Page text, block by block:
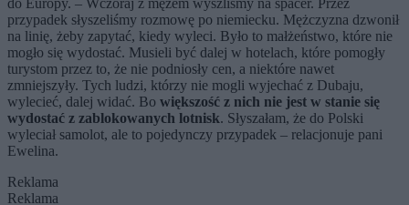
do Europy. – Wczoraj z mężem wyszliśmy na spacer. Przez
przypadek słyszeliśmy rozmowę po niemiecku. Mężczyzna dzwonił
na linię, żeby zapytać, kiedy wyleci. Było to małżeństwo, które nie
mogło się wydostać. Musieli być dalej w hotelach, które pomogły
turystom przez to, że nie podniosły cen, a niektóre nawet
zmniejszyły. Tych ludzi, którzy nie mogli wyjechać z Dubaju,
wylecieć, dalej widać. Bo większość z nich nie jest w stanie się
wydostać z zablokowanych lotnisk. Słyszałam, że do Polski
wyleciał samolot, ale to pojedynczy przypadek – relacjonuje pani
Ewelina.
Reklama
Reklama